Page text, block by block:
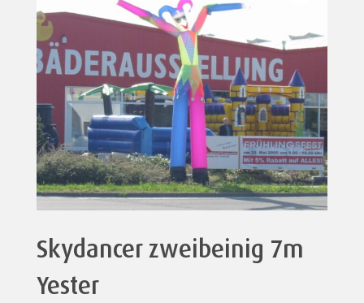
Skydancer zweibeinig 7m
Yester